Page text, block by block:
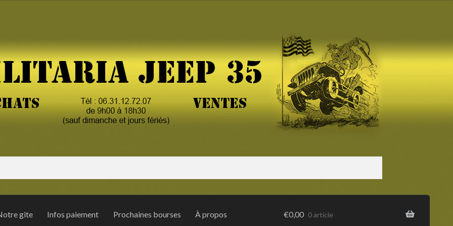
gite Infos paiement Prochaines bourses À propos €0,00 0 article